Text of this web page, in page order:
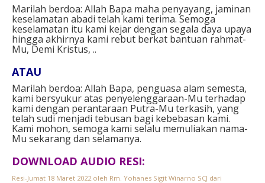
Marilah berdoa: Allah Bapa maha penyayang, jaminan
keselamatan abadi telah kami terima. Semoga
keselamatan itu kami kejar dengan segala daya upaya
hingga akhirnya kami rebut berkat bantuan rahmat-
Mu, Demi Kristus, ..⁣
ATAU⁣
Marilah berdoa: Allah Bapa, penguasa alam semesta,
kami bersyukur atas penyelenggaraan-Mu terhadap
kami dengan perantaraan Putra-Mu terkasih, yang
telah sudi menjadi tebusan bagi kebebasan kami.
Kami mohon, semoga kami selalu memuliakan nama-
Mu sekarang dan selamanya.
DOWNLOAD AUDIO RESI:
Resi-Jumat 18 Maret 2022 oleh Rm. Yohanes Sigit Winarno SCJ dari